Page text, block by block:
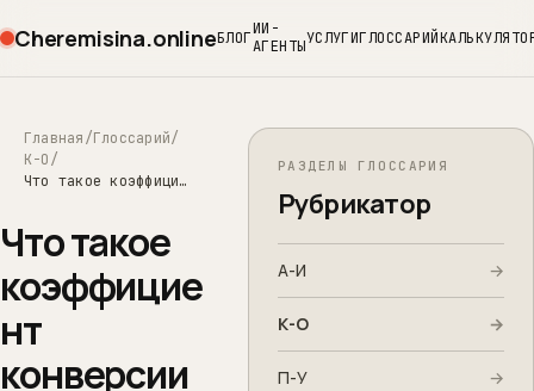
Cheremisina.onlineБЛОГИИ-
АГЕНТЫУСЛУГИГЛОССАРИЙ
Главная
Глоссарий
К-О
Что такое коэффициент конверсии и как улучшить его в маркетинге
Что такое
коэффицие
нт
конверсии
РАЗДЕЛЫ ГЛОССАРИЯ
Рубрикатор
А-И →
К-О →
П-У →